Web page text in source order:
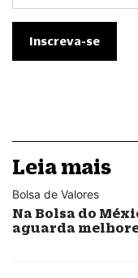
Leia mais
Bolsa de Valores
Na Bolsa do
aguarda